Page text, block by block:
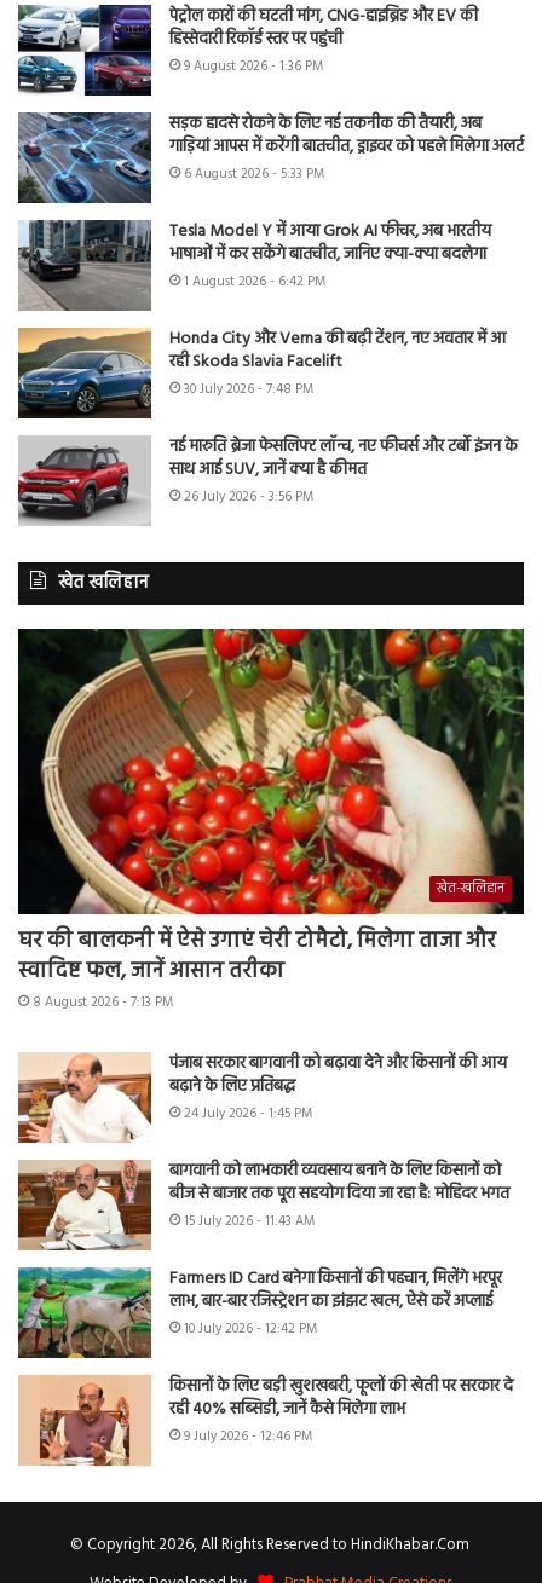
पेट्रोल कारों की घटती मांग, CNG-हाइब्रिड और EV की
हिस्सेदारी रिकॉर्ड स्तर पर पहुंची
9 August 2026 - 1:36 PM
सड़क हादसे रोकने के लिए नई तकनीक की तैयारी, अब
गाड़ियां आपस में करेंगी बातचीत, ड्राइवर को पहले मिलेगा अलर्ट
6 August 2026 - 5:33 PM
Tesla Model Y में आया Grok AI फीचर, अब भारतीय
भाषाओं में कर सकेंगे बातचीत, जानिए क्या-क्या बदलेगा
1 August 2026 - 6:42 PM
Honda City और Verna की बढ़ी टेंशन, नए अवतार में आ
रही Skoda Slavia Facelift
30 July 2026 - 7:48 PM
नई मारुति ब्रेजा फेसलिफ्ट लॉन्च, नए फीचर्स और टर्बो इंजन के
साथ आई SUV, जानें क्या है कीमत
26 July 2026 - 3:56 PM
खेत खलिहान
खेत-खलिहान
घर की बालकनी में ऐसे उगाएं चेरी टोमैटो, मिलेगा ताजा और
स्वादिष्ट फल, जानें आसान तरीका
8 August 2026 - 7:13 PM
पंजाब सरकार बागवानी को बढ़ावा देने और किसानों की आय
बढ़ाने के लिए प्रतिबद्ध
24 July 2026 - 1:45 PM
बागवानी को लाभकारी व्यवसाय बनाने के लिए किसानों को
बीज से बाजार तक पूरा सहयोग दिया जा रहा है: मोहिंदर भगत
15 July 2026 - 11:43 AM
Farmers ID Card बनेगा किसानों की पहचान, मिलेंगे भरपूर
लाभ, बार-बार रजिस्ट्रेशन का झंझट खत्म, ऐसे करें अप्लाई
10 July 2026 - 12:42 PM
किसानों के लिए बड़ी खुशखबरी, फूलों की खेती पर सरकार दे
रही 40% सब्सिडी, जानें कैसे मिलेगा लाभ
9 July 2026 - 12:46 PM
© Copyright 2026, All Rights Reserved to HindiKhabar.Com